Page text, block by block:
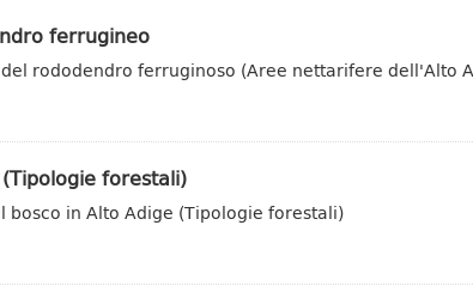
ferrugineo
rododendro ferruginoso (Aree nettarifere dell'Alto
forestali)
in Alto Adige (Tipologie forestali)